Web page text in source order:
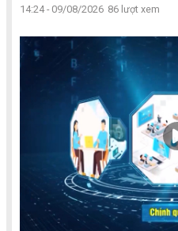
14:24 - 09/08/2026 86 lượt xem